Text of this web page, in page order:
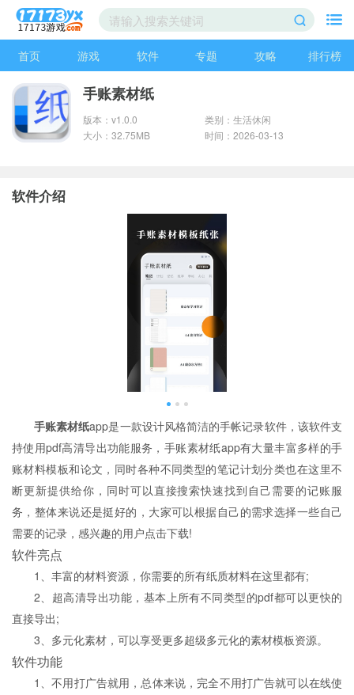
首页 游戏 软件 专题 攻略 排行榜
手账素材纸
版本：v1.0.0
类别：生活休闲
大小：32.75MB
时间：2026-03-13
软件介绍
手账素材纸app是一款设计风格简洁的手帐记录软件，该软件支
持使用pdf高清导出功能服务，手账素材纸app有大量丰富多样的手
账材料模板和论文，同时各种不同类型的笔记计划分类也在这里不
断更新提供给你，同时可以直接搜索快速找到自己需要的记账服
务，整体来说还是挺好的，大家可以根据自己的需求选择一些自己
需要的记录，感兴趣的用户点击下载!
软件亮点
1、丰富的材料资源，你需要的所有纸质材料在这里都有;
2、超高清导出功能，基本上所有不同类型的pdf都可以更快的
直接导出;
3、多元化素材，可以享受更多超级多元化的素材模板资源。
软件功能
1、不用打广告就用，总体来说，完全不用打广告就可以在线使